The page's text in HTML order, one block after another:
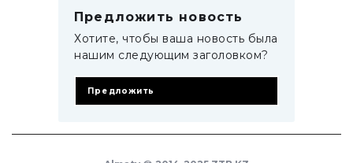
Предложить новость
Хотите, чтобы ваша новость была
нашим следующим заголовком?
Предложить